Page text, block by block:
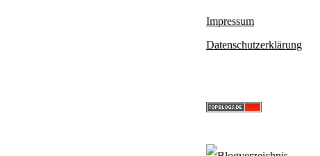
Impressum
Datenschutzerklärung